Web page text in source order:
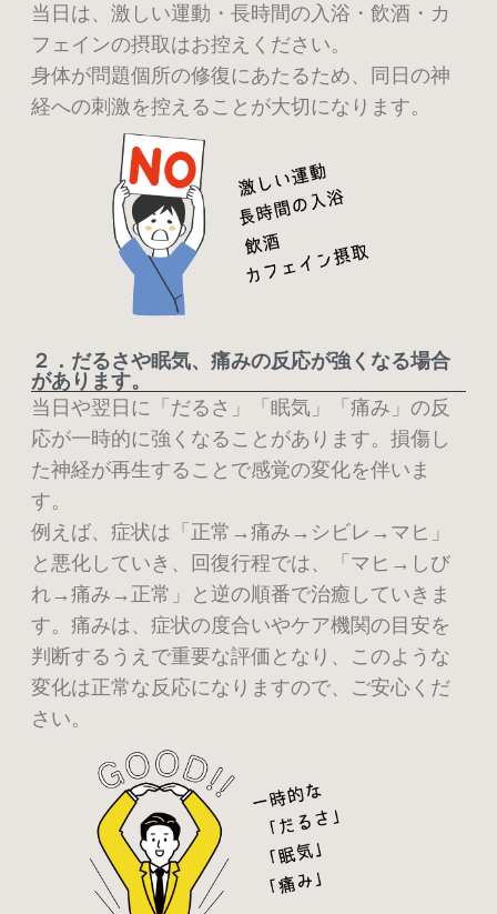
当日は、激しい運動・⾧時間の入浴・飲酒・カ
フェインの摂取はお控えください。
身体が問題個所の修復にあたるため、同日の神
経への刺激を控えることが大切になります。
２．だるさや眠気、痛みの反応が強くなる場合
があります。
当日や翌日に「だるさ」「眠気」「痛み」の反
応が一時的に強くなることがあります。損傷し
た神経が再生することで感覚の変化を伴いま
す。
例えば、症状は「正常→痛み→シビレ→マヒ」
と悪化していき、回復行程では、「マヒ→しび
れ→痛み→正常」と逆の順番で治癒していきま
す。 痛みは、症状の度合いやケア機関の目安を
判断するうえで重要な評価となり、このような
変化は正常な反応になりますので、ご安心くだ
さい。